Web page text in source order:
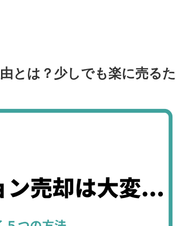
とは？少しでも楽に売るた